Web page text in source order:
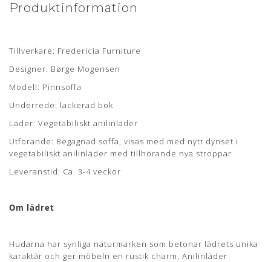
Produktinformation
Tillverkare: Fredericia Furniture
Designer: Børge Mogensen
Modell: Pinnsoffa
Underrede: lackerad bok
Läder: Vegetabiliskt anilinläder
Utförande: Begagnad soffa, visas med med nytt dynset i
vegetabiliskt anilinläder med tillhörande nya stroppar
Leveranstid: Ca. 3-4 veckor
Om lädret
Hudarna har synliga naturmärken som betonar lädrets unika
karaktär och ger möbeln en rustik charm, Anilinläder